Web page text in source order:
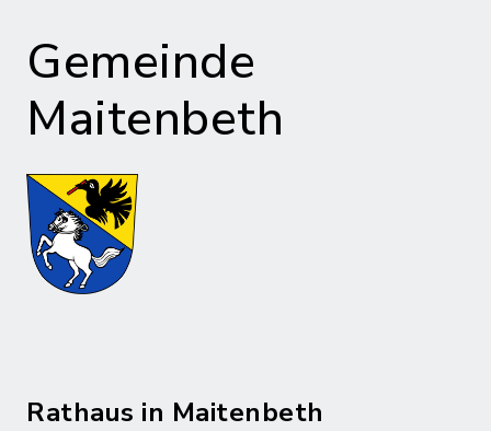
Gemeinde
Maitenbeth
Rathaus in Maitenbeth